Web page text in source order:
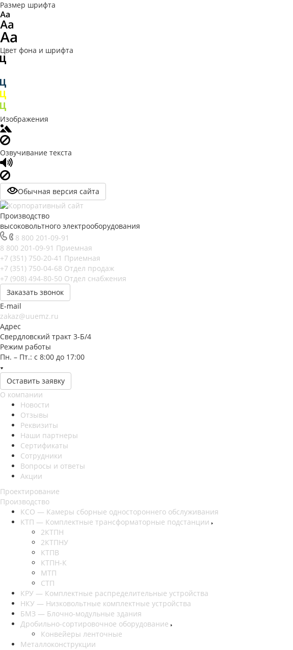
Размер шрифта
Цвет фона и шрифта
Изображения
Озвучивание текста
Обычная версия сайта
Производство
высоковольтного электрооборудования
8 800 201-09-91
8 800 201-09-91 Приемная
+7 (351) 750-20-41 Приемная
+7 (351) 750-04-68 Отдел продаж
+7 (908) 494-80-50 Отдел снабжения
Заказать звонок
E-mail
zakaz@uuemz.ru
Адрес
Свердловский тракт 3-Б/4
Режим работы
Пн. – Пт.: с 8:00 до 17:00
Оставить заявку
О компании
Новости
Отзывы
Реквизиты
Наши партнеры
Сертификаты
Сотрудники
Вопросы и ответы
Акции
Проектирование
Производство
КСО — Камеры сборные одностороннего обслуживания
КТП — Комплектные трансформаторные подстанции
2КТПН
2КТПНУ
КТПВ
КТПН-К
МТП
СТП
КРУ — Комплектные распределительные устройства
НКУ — Низковольтные комплектные устройства
БМЗ — Блочно-модульные здания
Дробильно-сортировочное оборудование
Конвейеры ленточные
Металлоконструкции